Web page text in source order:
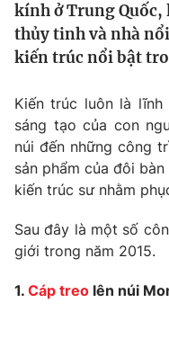
Thế giới
Tin tức
Thế giới đó đây
Câu chuyện quốc tế
Tài chính
Thị trường
Góc doanh nghiệp
Dữ liệu và đời sống
Truyền hình
Phim VTV
Hậu trường
Nhân vật
Giải trí
Đời sống
kính ở Trung Quốc,
thủy tinh và nhà
kiến trúc nổi bật
Kiến trúc luôn là
sáng tạo của con
núi đến những công
sản phẩm của đôi
kiến trúc sư nhằm
Sau đây là một số
giới trong năm 2015.
1. Cáp treo lên núi